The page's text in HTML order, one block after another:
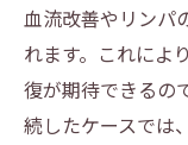
血流改善やリンパ
れます。これによ
復が期待できるの
続したケースでは